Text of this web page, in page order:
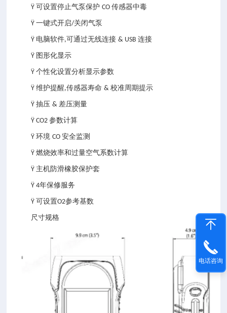
Ÿ 可设置停止气泵保护CO传感器中毒
Ÿ一键式开启/关闭气泵
Ÿ 电脑软件,可通过无线连接& USB连接
Ÿ 图形化显示
Ÿ个性化设置分析显示参数
Ÿ维护提醒,传感器寿命&校准周期提示
Ÿ抽压&差压测量
Ÿ CO2参数计算
Ÿ环境CO安全监测
Ÿ燃烧效率和过量空气系数计算
Ÿ主机防滑橡胶保护套
Ÿ 4年保修服务
Ÿ 可设置O2参考基数
尺寸规格
电话咨询